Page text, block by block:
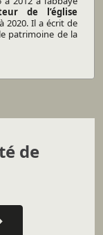
de l’église
2020. Il a écrit de
patrimoine de la
de